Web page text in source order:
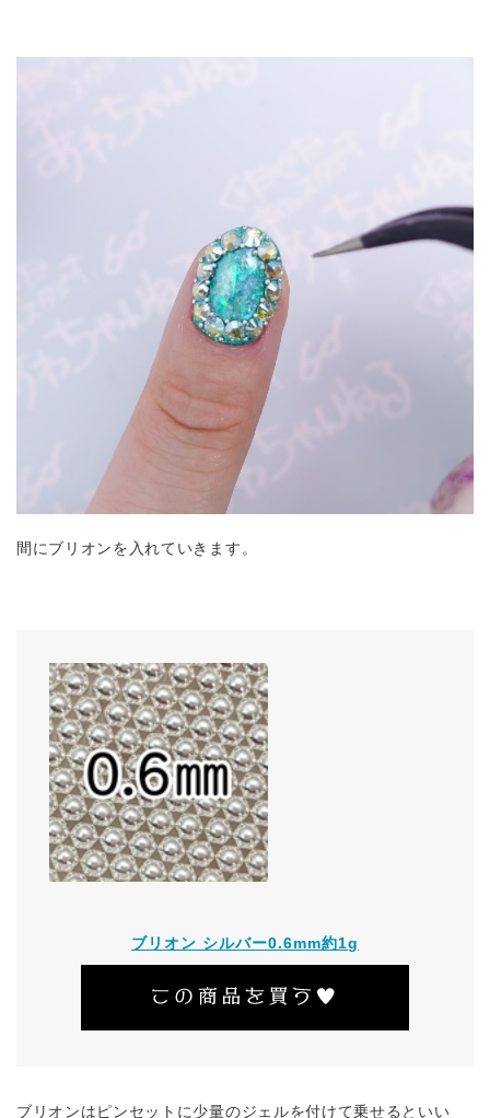
間にブリオンを入れていきます。
ブリオン シルバー0.6mm約1g
ブリオンはピンセットに少量のジェルを付けて乗せるといい